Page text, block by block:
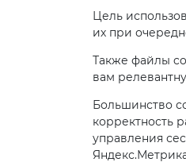
Цель
их при
Также файлы
вам
Большинство
корректность
управления